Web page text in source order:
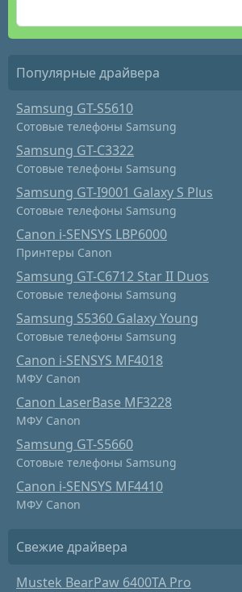
Популярные драйвера
Samsung GT-S5610
Сотовые телефоны Samsung
Samsung GT-C3322
Сотовые телефоны Samsung
Samsung GT-I9001 Galaxy S Plus
Сотовые телефоны Samsung
Canon i-SENSYS LBP6000
Принтеры Canon
Samsung GT-C6712 Star II Duos
Сотовые телефоны Samsung
Samsung S5360 Galaxy Young
Сотовые телефоны Samsung
Canon i-SENSYS MF4018
МФУ Canon
Canon LaserBase MF3228
МФУ Canon
Samsung GT-S5660
Сотовые телефоны Samsung
Canon i-SENSYS MF4410
МФУ Canon
Свежие драйвера
Mustek BearPaw 6400TA Pro